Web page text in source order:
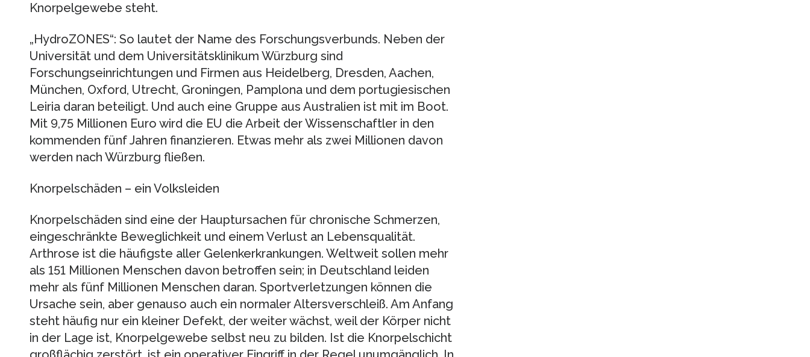
Knorpelgewebe steht.
„HydroZONES“: So lautet der Name des Forschungsverbunds. Neben der
Universität und dem Universitätsklinikum Würzburg sind
Forschungseinrichtungen und Firmen aus Heidelberg, Dresden, Aachen,
München, Oxford, Utrecht, Groningen, Pamplona und dem portugiesischen
Leiria daran beteiligt. Und auch eine Gruppe aus Australien ist mit im Boot.
Mit 9,75 Millionen Euro wird die EU die Arbeit der Wissenschaftler in den
kommenden fünf Jahren finanzieren. Etwas mehr als zwei Millionen davon
werden nach Würzburg fließen.
Knorpelschäden – ein Volksleiden
Knorpelschäden sind eine der Hauptursachen für chronische Schmerzen,
eingeschränkte Beweglichkeit und einem Verlust an Lebensqualität.
Arthrose ist die häufigste aller Gelenkerkrankungen. Weltweit sollen mehr
als 151 Millionen Menschen davon betroffen sein; in Deutschland leiden
mehr als fünf Millionen Menschen daran. Sportverletzungen können die
Ursache sein, aber genauso auch ein normaler Altersverschleiß. Am Anfang
steht häufig nur ein kleiner Defekt, der weiter wächst, weil der Körper nicht
in der Lage ist, Knorpelgewebe selbst neu zu bilden. Ist die Knorpelschicht